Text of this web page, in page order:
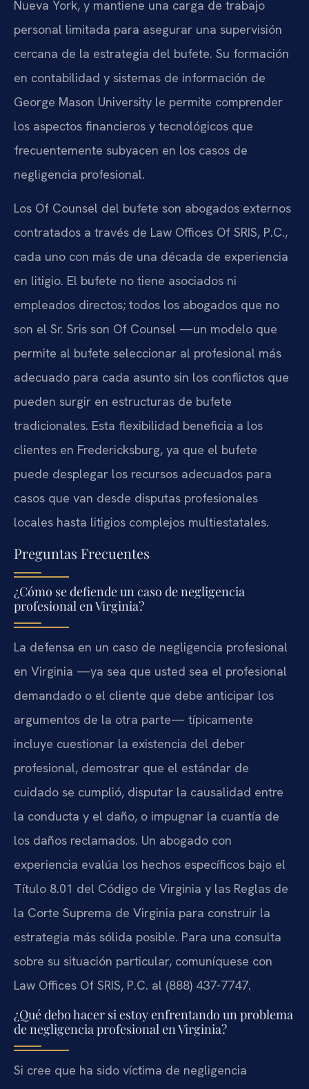
Nueva York, y mantiene una carga de trabajo
personal limitada para asegurar una supervisión
cercana de la estrategia del bufete. Su formación
en contabilidad y sistemas de información de
George Mason University le permite comprender
los aspectos financieros y tecnológicos que
frecuentemente subyacen en los casos de
negligencia profesional.
Los Of Counsel del bufete son abogados externos
contratados a través de Law Offices Of SRIS, P.C.,
cada uno con más de una década de experiencia
en litigio. El bufete no tiene asociados ni
empleados directos; todos los abogados que no
son el Sr. Sris son Of Counsel —un modelo que
permite al bufete seleccionar al profesional más
adecuado para cada asunto sin los conflictos que
pueden surgir en estructuras de bufete
tradicionales. Esta flexibilidad beneficia a los
clientes en Fredericksburg, ya que el bufete
puede desplegar los recursos adecuados para
casos que van desde disputas profesionales
locales hasta litigios complejos multiestatales.
Preguntas Frecuentes
¿Cómo se defiende un caso de negligencia
profesional en Virginia?
La defensa en un caso de negligencia profesional
en Virginia —ya sea que usted sea el profesional
demandado o el cliente que debe anticipar los
argumentos de la otra parte— típicamente
incluye cuestionar la existencia del deber
profesional, demostrar que el estándar de
cuidado se cumplió, disputar la causalidad entre
la conducta y el daño, o impugnar la cuantía de
los daños reclamados. Un abogado con
experiencia evalúa los hechos específicos bajo el
Título 8.01 del Código de Virginia y las Reglas de
la Corte Suprema de Virginia para construir la
estrategia más sólida posible. Para una consulta
sobre su situación particular, comuníquese con
Law Offices Of SRIS, P.C. al (888) 437-7747.
¿Qué debo hacer si estoy enfrentando un problema
de negligencia profesional en Virginia?
Si cree que ha sido víctima de negligencia